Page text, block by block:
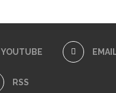
YOUTUBE
RSS